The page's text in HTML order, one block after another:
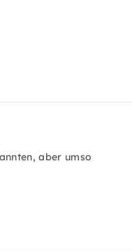
aber umso